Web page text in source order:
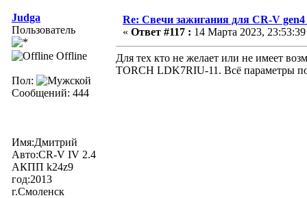
Judga
Пользователь
Offline
Пол:
Сообщений: 444
Имя:Дмитрий
Авто:CR-V IV 2.4
АКПП k24z9
год:2013
г.Смоленск
Re: Свечи зажигания для CR-V
« Ответ #117 : 14 Марта 2023,
Для тех кто не желает или не имеет
TORCH LDK7RIU-11. Всё параметры